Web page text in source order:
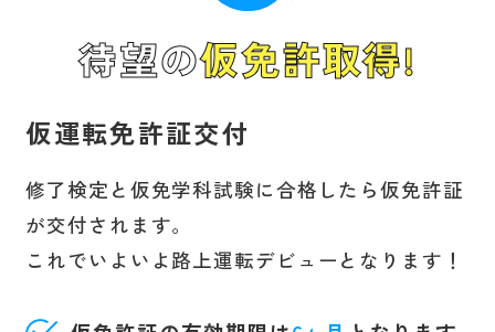
待望の仮免許取得!
仮運転免許証交付
修了検定と仮免学科試験に合格したら仮免許証
が交付されます。
これでいよいよ路上運転デビューとなります！